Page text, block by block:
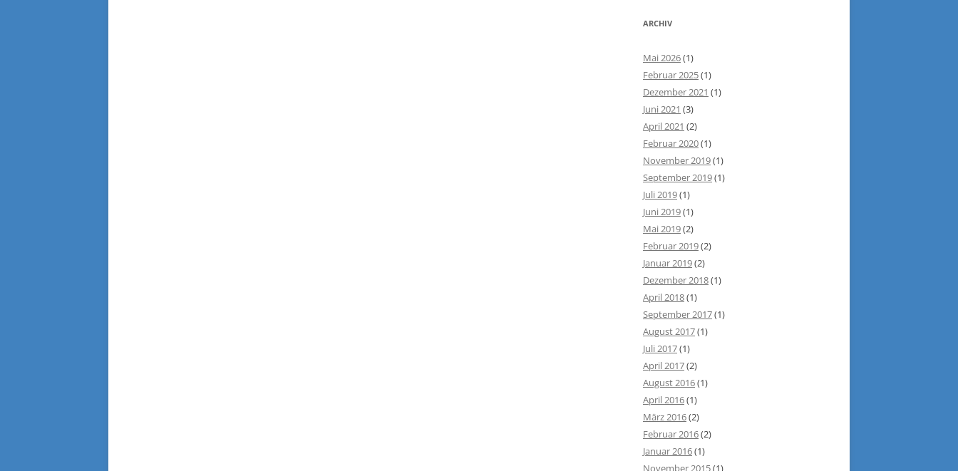
ARCHIV
Mai 2026(1)
Februar 2025(1)
Dezember 2021 (1)
Juni 2021 (3)
April 2021 (2)
Februar 2020(1)
November 2019(1)
September 2019(1)
Juli 2019(1)
Juni 2019(1)
Mai 2019(2)
Februar 2019(2)
Januar 2019(2)
Dezember 2018(1)
April 2018(1)
September 2017(1)
August 2017(1)
Juli 2017(1)
April 2017(2)
August 2016(1)
April 2016(1)
März 2016(2)
Februar 2016(2)
Januar 2016(1)
November 2015(1)